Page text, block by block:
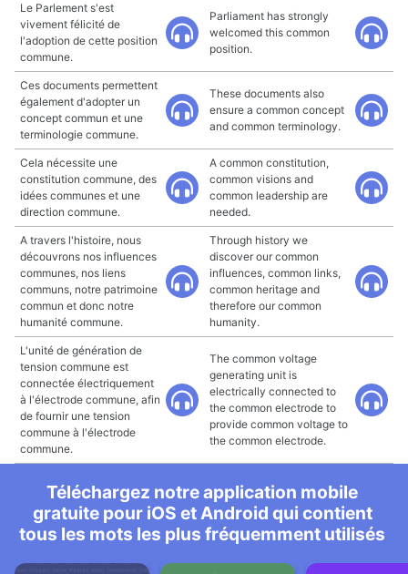
Le Parlement s'est
vivement félicité de
l'adoption de cette position
commune.
Parliament has strongly
welcomed this common
position.
Ces documents permettent
également d'adopter un
concept commun et une
terminologie commune.
These documents also
ensure a common concept
and common terminology.
Cela nécessite une
constitution commune, des
idées communes et une
direction commune.
A common constitution,
common visions and
common leadership are
needed.
A travers l'histoire, nous
découvrons nos influences
communes, nos liens
communs, notre patrimoine
commun et donc notre
humanité commune.
Through history we
discover our common
influences, common links,
common heritage and
therefore our common
humanity.
L'unité de génération de
tension commune est
connectée électriquement
à l'électrode commune, afin
de fournir une tension
commune à l'électrode
commune.
The common voltage
generating unit is
electrically connected to
the common electrode to
provide common voltage to
the common electrode.
Téléchargez notre application mobile
gratuite pour iOS et Android qui contient
tous les mots les plus fréquemment utilisés